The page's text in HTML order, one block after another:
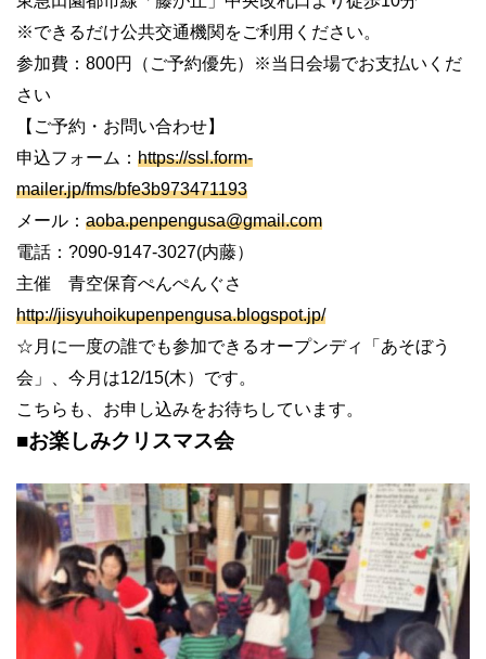
※できるだけ公共交通機関をご利用ください。
参加費： 800円（ご予約優先）※当日会場でお支払いくだ
さい
【ご予約・お問い合わせ】
申込フォーム： https://ssl.form-
mailer.jp/fms/bfe3b973471193
メール： aoba.penpengusa@gmail.com
電話： ?090-9147-3027(内藤）
主催 青空保育ぺんぺんぐさ
http://jisyuhoikupenpengusa.blogspot.jp/
☆月に一度の誰でも参加できるオープンディ「あそぼう
会」、今月は12/15(木）です。
こちらも、お申し込みをお待ちしています。
■お楽しみクリスマス会